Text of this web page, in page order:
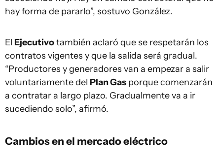
hay forma de pararlo”, sostuvo González.
El Ejecutivotambién aclaró que se respetarán los
contratos vigentes y que la salida será gradual.
“Productores y generadores van a empezar a salir
voluntariamente del Plan Gas porque comenzarán
a contratar a largo plazo. Gradualmente va a ir
sucediendo solo”, afirmó.
Cambios en el mercado eléctrico